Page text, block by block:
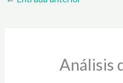
Análisis